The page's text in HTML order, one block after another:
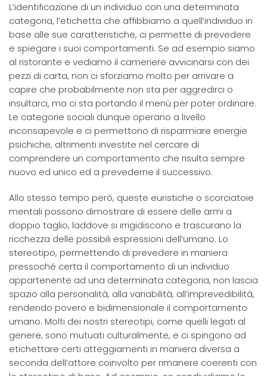
L’identificazione di un individuo con una determinata
categoria, l’etichetta che affibbiamo a quell’individuo in
base alle sue caratteristiche, ci permette di prevedere
e spiegare i suoi comportamenti. Se ad esempio siamo
al ristorante e vediamo il cameriere avvicinarsi con dei
pezzi di carta, non ci sforziamo molto per arrivare a
capire che probabilmente non sta per aggredirci o
insultarci, ma ci sta portando il menù per poter ordinare.
Le categorie sociali dunque operano a livello
inconsapevole e ci permettono di risparmiare energie
psichiche, altrimenti investite nel cercare di
comprendere un comportamento che risulta sempre
nuovo ed unico ed a prevederne il successivo.
Allo stesso tempo però, queste euristiche o scorciatoie
mentali possono dimostrare di essere delle armi a
doppio taglio, laddove si irrigidiscono e trascurano la
ricchezza delle possibili espressioni dell’umano. Lo
stereotipo, permettendo di prevedere in maniera
pressoché certa il comportamento di un individuo
appartenente ad una determinata categoria, non lascia
spazio alla personalità, alla variabilità, all’imprevedibilità,
rendendo povero e bidimensionale il comportamento
umano. Molti dei nostri stereotipi, come quelli legati al
genere, sono mutuati culturalmente, e ci spingono ad
etichettare certi atteggiamenti in maniera diversa a
seconda dell’attore coinvolto per rimanere coerenti con